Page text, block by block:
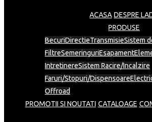
ACASA DESPRE
PRODUSE
BecuriDirectieTransmisieSistem
FiltreSemeringuriEsapament
IntretinereSistem Racire/Incalzire
Faruri/Stopuri/Dispensoare
Offroad
PROMOTII SI NOUTATI CATALOAGE